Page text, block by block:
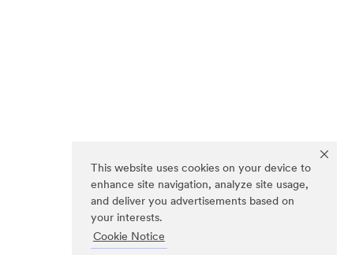
This website uses cookies on your device to
enhance site navigation, analyze site usage,
and deliver you advertisements based on
your interests.
Cookie Notice